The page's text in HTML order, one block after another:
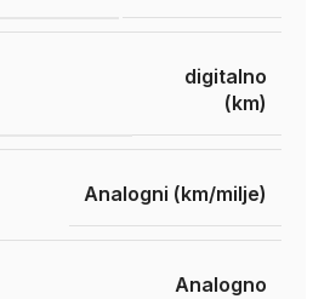
digitalno
(km)
Analogni (km/milje)
Analogno